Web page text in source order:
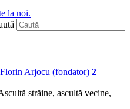
la noi.
Florin Arjocu (fondator) 2
străine, ascultă vecine,